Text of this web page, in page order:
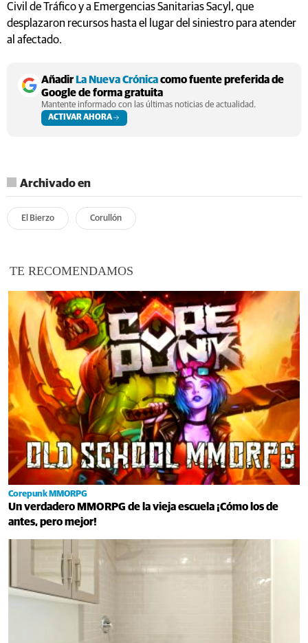
Civil de Tráfico y a Emergencias Sanitarias Sacyl, que
desplazaron recursos hasta el lugar del siniestro para atender
al afectado.
AñadirLa Nueva Crónicacomo fuente preferida de
Google de forma gratuita
Mantente informado con las últimas noticias de actualidad.
ACTIVAR AHORA
Archivado en
El Bierzo Corullón
TE RECOMENDAMOS
Corepunk MMORPG
Un verdadero MMORPG de la vieja escuela ¡Cómo los de
antes, pero mejor!